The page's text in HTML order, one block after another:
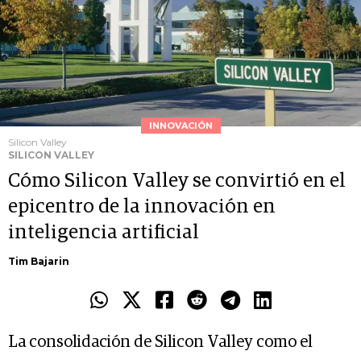
INNOVACIÓN
Silicon Valley
SILICON VALLEY
Cómo Silicon Valley se convirtió en el
epicentro de la innovación en
inteligencia artificial
Tim Bajarin
La consolidación de Silicon Valley como el